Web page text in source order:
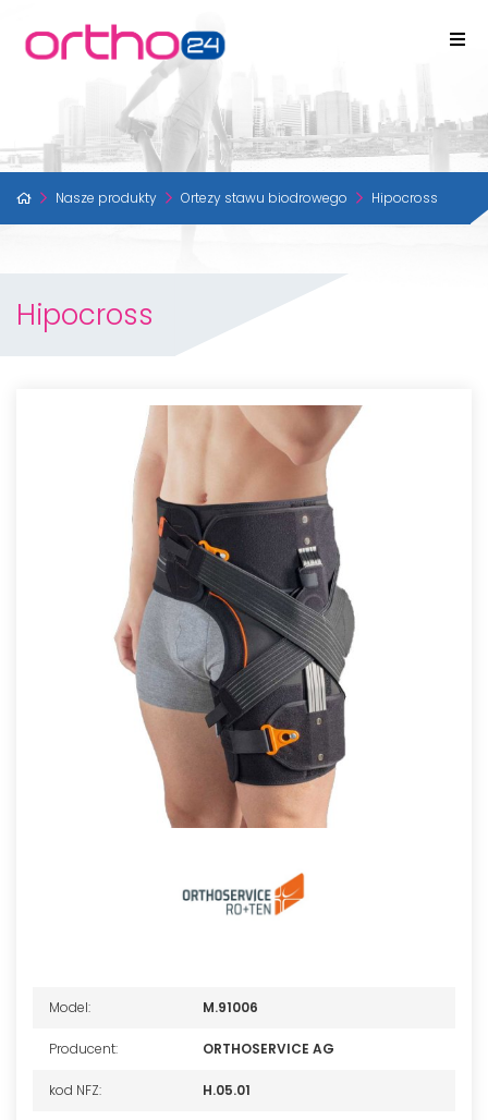
Nasze produkty Ortezy stawu biodrowego Hipocross
Hipocross
Model: M.91006
Producent: ORTHOSERVICE AG
kod NFZ: H.05.01